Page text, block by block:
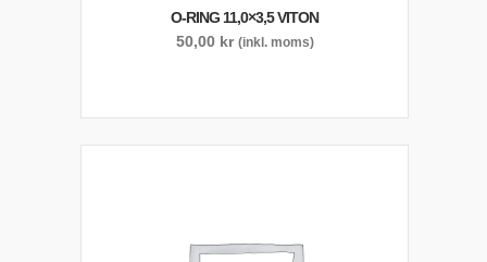
O-RING 11,0×3,5 VITON
50,00 kr (inkl. moms)